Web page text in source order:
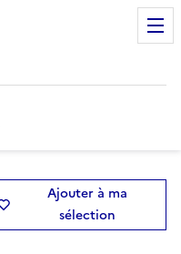
Ajouter à ma
sélection